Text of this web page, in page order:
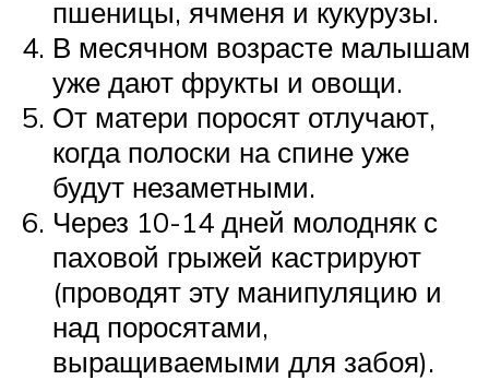
пшеницы, ячменя и кукурузы.
В месячном возрасте малышам
уже дают фрукты и овощи.
От матери поросят отлучают,
когда полоски на спине уже
будут незаметными.
Через 10-14 дней молодняк с
паховой грыжей кастрируют
(проводят эту манипуляцию и
над поросятами,
выращиваемыми для забоя).